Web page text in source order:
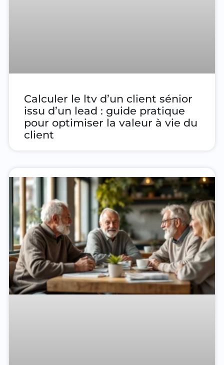
Calculer le ltv d’un client sénior
issu d’un lead : guide pratique
pour optimiser la valeur à vie du
client